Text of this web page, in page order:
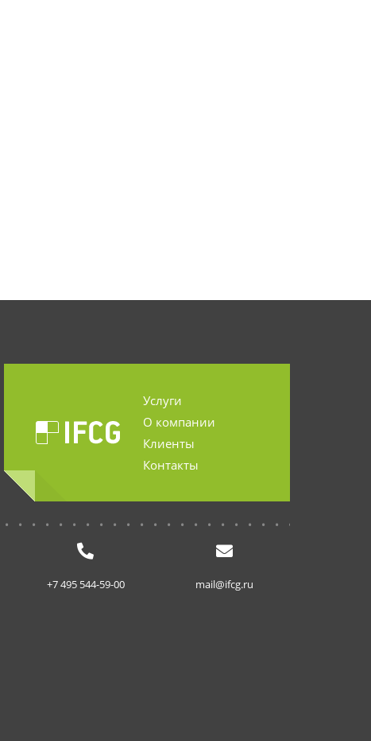
Услуги
О компании
Клиенты
Контакты
+7 495 544-59-00 mail@ifcg.ru